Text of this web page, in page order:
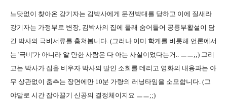
느닷없이 찾아온 강기자는 김박사에게 문전박대를 당하고 이에 질새라
강기자는 가정부로 변장, 김박사의 집에 몰래 숨어들어 공룡부활설이 담
긴 박사의 극비서류를 훔쳐봅니다. (그러나 이미 학계를 비롯해 언론에서
는 '극비'가 아니라 알 만한 사람은 다 아는 사실이었다는거.. ㅡㅡ;;) 그리
고는 박사가 집을 비우자 박사의 딸인 소희를 데리고 영화의 내용과는 아
무 상관없이 춤추는 장면에만 10분 가량의 러닝타임을 소모합니다. (그
야말로 시간 잡아끌기 신공의 결정체이지요 ㅡㅡ;;)